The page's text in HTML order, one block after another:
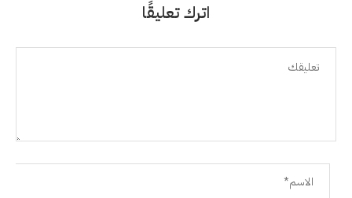
اترك تعليقًا